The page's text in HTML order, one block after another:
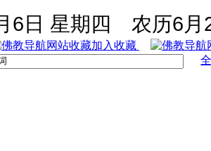
6日 星期四 农历6月
加入收藏